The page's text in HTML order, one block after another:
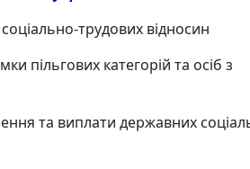
трудових відносин
пільгових категорій та осіб з
та виплати державних